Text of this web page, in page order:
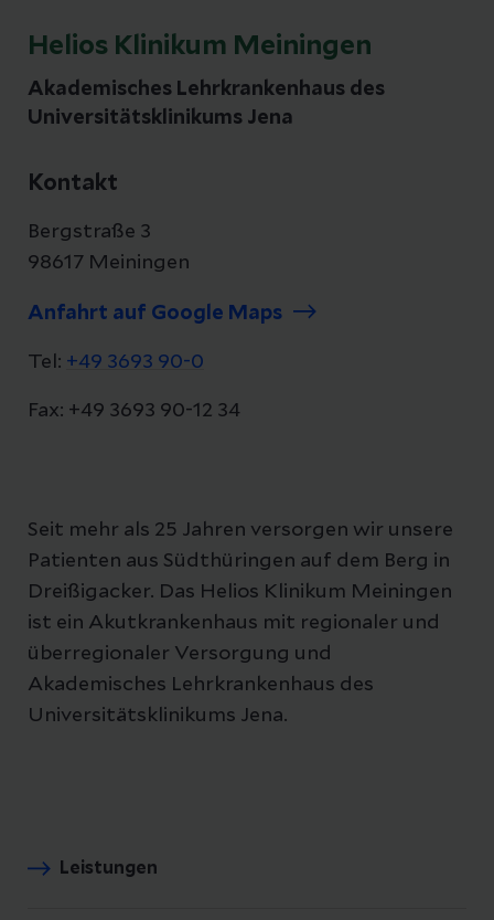
Helios Klinikum Meiningen
Akademisches Lehrkrankenhaus des
Universitätsklinikums Jena
Kontakt
Bergstraße 3
98617 Meiningen
Anfahrt auf Google Maps
Tel: +49 3693 90-0
Fax: +49 3693 90-12 34
Seit mehr als 25 Jahren versorgen wir unsere
Patienten aus Südthüringen auf dem Berg in
Dreißigacker. Das Helios Klinikum Meiningen
ist ein Akutkrankenhaus mit regionaler und
überregionaler Versorgung und
Akademisches Lehrkrankenhaus des
Universitätsklinikums Jena.
Leistungen